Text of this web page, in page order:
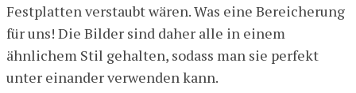
Festplatten verstaubt wären. Was eine Bereicherung
für uns! Die Bilder sind daher alle in einem
ähnlichem Stil gehalten, sodass man sie perfekt
unter einander verwenden kann.